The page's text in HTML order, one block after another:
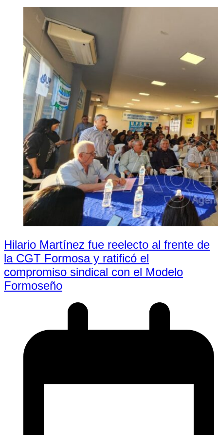
Hilario Martínez fue reelecto al frente de
la CGT Formosa y ratificó el
compromiso sindical con el Modelo
Formoseño